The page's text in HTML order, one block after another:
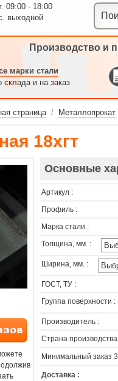
09:00 - 18:00
выходной
Производство и
марки стали
склада и на заказ
страница / Металлопрокат
18хгт
Основные
Артикул :
Профиль :
Марка стали :
Толщина, мм. :
Ширина, мм. :
ГОСТ, ТУ :
Группа поверхности :
Производитель :
Страна
Минимальный заказ
Доставка :